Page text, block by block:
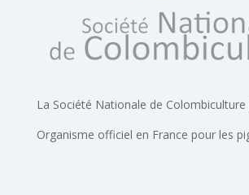
La Société Nationale de Colombiculture
Organisme officiel en France pour les